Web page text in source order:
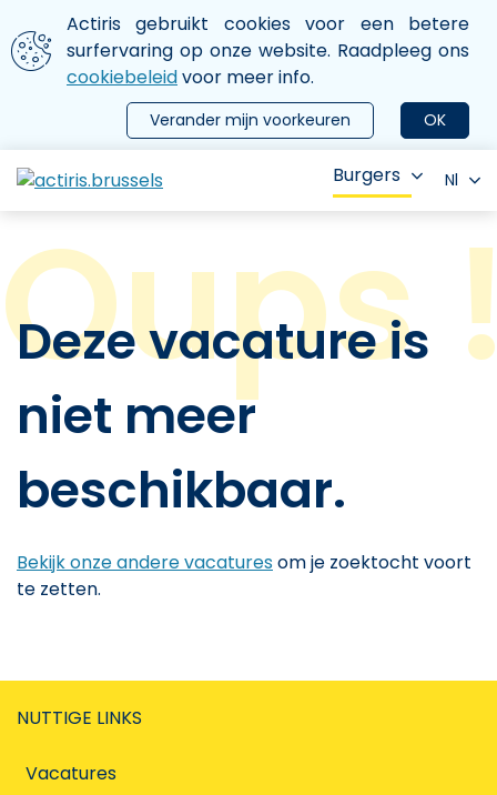
Aller au contenu principal
We gebruiken cookies
Actiris gebruikt cookies voor een betere
surfervaring op onze website. Raadpleeg ons
cookiebeleidvoor meer info.
OK
Verander mijn voorkeuren
le menu
Burgers Nl
Deze vacature is
niet meer
beschikbaar.
Bekijk onze andere vacaturesom je zoektocht voort
te zetten.
NUTTIGE LINKS
Vacatures